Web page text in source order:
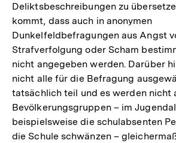
Deliktsbeschreibungen zu
kommt, dass auch in anonymen
Dunkelfeldbefragungen aus Angst
Strafverfolgung oder Scham
nicht angegeben werden. Darüber
nicht alle für die Befragung
tatsächlich teil und es werden nicht
Bevölkerungsgruppen – im
beispielsweise die schulabsenten
die Schule schwänzen –